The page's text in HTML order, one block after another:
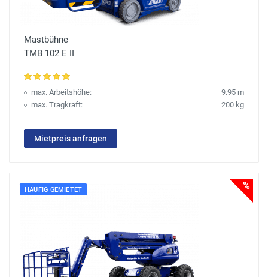
Mastbühne
TMB 102 E II
max. Arbeitshöhe:
9.95 m
max. Tragkraft:
200 kg
Mietpreis anfragen
HÄUFIG GEMIETET %